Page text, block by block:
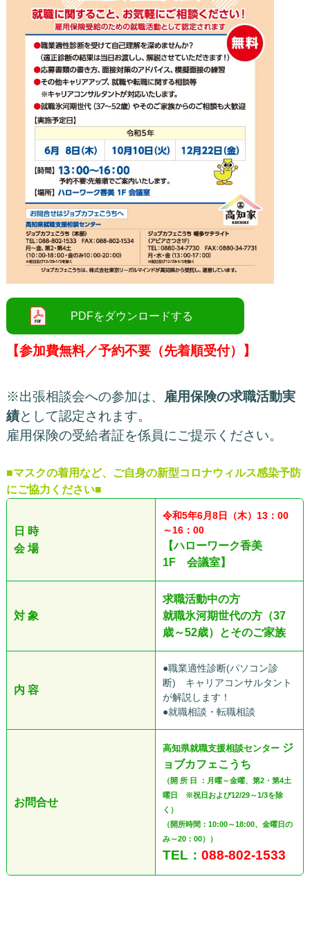
【参加費無料／予約不要（先着順受付）】
※出張相談会への参加は、 雇用保険の求職活動実
績として認定されます。
雇用保険の受給者証を係員にご提示ください。
■マスクの着用など、ご自身の新型コロナウィルス感染予防
にご協力ください■
日 時
会 場
令和5年6月8日（木）13：00
～16：00
【ハローワーク香美
1F 会議室】
対 象
求職活動中の方
就職氷河期世代の方（37
歳～52歳）とそのご家族
内 容
●職業適性診断(パソコン診
断) キャリアコンサルタント
が解説します！
●就職相談・転職相談
お問合せ
高知県就職支援相談センター ジ
ョブカフェこうち
（開 所 日 ：月曜～金曜、第2・第4土
曜日 ※祝日および12/29～1/3を除
く）
（開所時間：10:00～18:00、金曜日の
み～20：00））
TEL： 088-802-1533